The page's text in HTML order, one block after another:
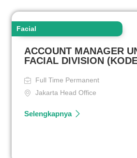
Facial
ACCOUNT MANAGER
FACIAL DIVISION
Full Time Permanent
Jakarta Head Office
Selengkapnya